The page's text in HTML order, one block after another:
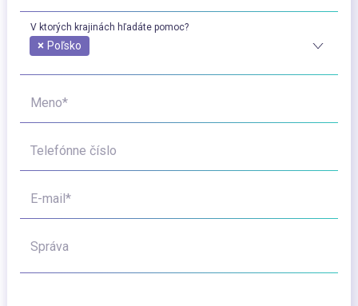
V ktorých krajinách hľadáte pomoc?
× Poľsko
Meno*
Telefónne číslo
E-mail*
Správa